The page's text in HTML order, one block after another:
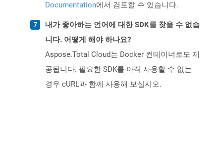
Documentation에서 검토할 수 있습니다.
내가 좋아하는 언어에 대한 SDK를 찾을 수 없습
니다. 어떻게 해야 하나요?
Aspose.Total Cloud는 Docker 컨테이너로도 제
공됩니다. 필요한 SDK를 아직 사용할 수 없는
경우 cURL과 함께 사용해 보십시오.